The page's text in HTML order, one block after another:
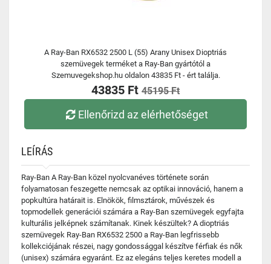
A Ray-Ban RX6532 2500 L (55) Arany Unisex Dioptriás
szemüvegek terméket a Ray-Ban gyártótól a
Szemuvegekshop.hu oldalon 43835 Ft - ért találja.
43835 Ft 45195 Ft
Ellenőrizd az elérhetőséget
LEÍRÁS
Ray-Ban A Ray-Ban közel nyolcvanéves története során
folyamatosan feszegette nemcsak az optikai innováció, hanem a
popkultúra határait is. Elnökök, filmsztárok, művészek és
topmodellek generációi számára a Ray-Ban szemüvegek egyfajta
kulturális jelképnek számítanak. Kinek készültek? A dioptriás
szemüvegek Ray-Ban RX6532 2500 a Ray-Ban legfrissebb
kollekciójának részei, nagy gondossággal készítve férfiak és nők
(unisex) számára egyaránt. Ez az elegáns teljes keretes modell a